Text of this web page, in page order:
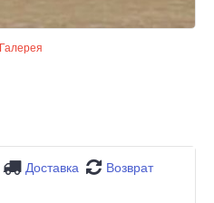
Галерея
Доставка
Возврат